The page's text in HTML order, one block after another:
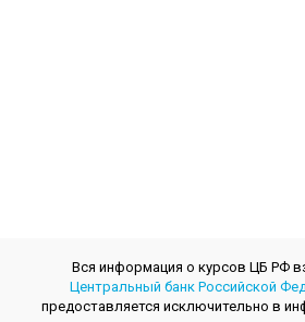
Вся информация о курсов ЦБ РФ
Центральный банк Российской
предоставляется исключительно в